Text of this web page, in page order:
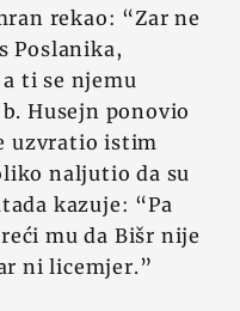
rekao: “Zar ne
Poslanika,
ti se njemu
Husejn ponovio
uzvratio istim
naljutio da su
kazuje: “Pa
mu da Bišr nije
ni licemjer.”